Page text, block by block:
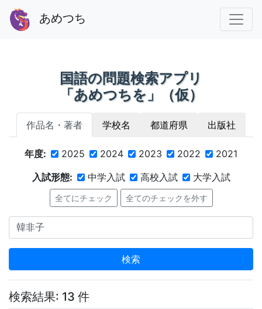
あめつち
国語の問題検索アプリ
「あめつちを」（仮）
作品名・著者 学校名 都道府県 出版社
年度: 2025 2024 2023 2022
2021
入試形態:
中学入試 高校入試 大学入試
全てにチェック 全てのチェックを外す
検索
検索結果: 13 件